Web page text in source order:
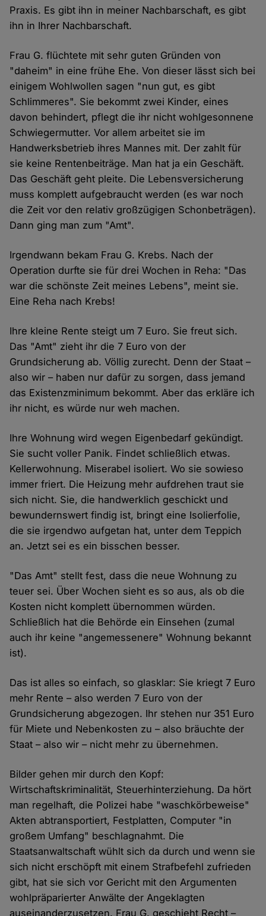
Praxis. Es gibt ihn in meiner Nachbarschaft, es gibt
ihn in Ihrer Nachbarschaft.
Frau G. flüchtete mit sehr guten Gründen von
"daheim" in eine frühe Ehe. Von dieser lässt sich bei
einigem Wohlwollen sagen "nun gut, es gibt
Schlimmeres". Sie bekommt zwei Kinder, eines
davon behindert, pflegt die ihr nicht wohlgesonnene
Schwiegermutter. Vor allem arbeitet sie im
Handwerksbetrieb ihres Mannes mit. Der zahlt für
sie keine Rentenbeiträge. Man hat ja ein Geschäft.
Das Geschäft geht pleite. Die Lebensversicherung
muss komplett aufgebraucht werden (es war noch
die Zeit vor den relativ großzügigen Schonbeträgen).
Dann ging man zum "Amt".
Irgendwann bekam Frau G. Krebs. Nach der
Operation durfte sie für drei Wochen in Reha: "Das
war die schönste Zeit meines Lebens", meint sie.
Eine Reha nach Krebs!
Ihre kleine Rente steigt um 7 Euro. Sie freut sich.
Das "Amt" zieht ihr die 7 Euro von der
Grundsicherung ab. Völlig zurecht. Denn der Staat –
also wir – haben nur dafür zu sorgen, dass jemand
das Existenzminimum bekommt. Aber das erkläre ich
ihr nicht, es würde nur weh machen.
Ihre Wohnung wird wegen Eigenbedarf gekündigt.
Sie sucht voller Panik. Findet schließlich etwas.
Kellerwohnung. Miserabel isoliert. Wo sie sowieso
immer friert. Die Heizung mehr aufdrehen traut sie
sich nicht. Sie, die handwerklich geschickt und
bewundernswert findig ist, bringt eine Isolierfolie,
die sie irgendwo aufgetan hat, unter dem Teppich
an. Jetzt sei es ein bisschen besser.
"Das Amt" stellt fest, dass die neue Wohnung zu
teuer sei. Über Wochen sieht es so aus, als ob die
Kosten nicht komplett übernommen würden.
Schließlich hat die Behörde ein Einsehen (zumal
auch ihr keine "angemessenere" Wohnung bekannt
ist).
Das ist alles so einfach, so glasklar: Sie kriegt 7 Euro
mehr Rente – also werden 7 Euro von der
Grundsicherung abgezogen. Ihr stehen nur 351 Euro
für Miete und Nebenkosten zu – also bräuchte der
Staat – also wir – nicht mehr zu übernehmen.
Bilder gehen mir durch den Kopf:
Wirtschaftskriminalität, Steuerhinterziehung. Da hört
man regelhaft, die Polizei habe "waschkörbeweise"
Akten abtransportiert, Festplatten, Computer "in
großem Umfang" beschlagnahmt. Die
Staatsanwaltschaft wühlt sich da durch und wenn sie
sich nicht erschöpft mit einem Strafbefehl zufrieden
gibt, hat sie sich vor Gericht mit den Argumenten
wohlpräparierter Anwälte der Angeklagten
auseinanderzusetzen. Frau G. geschieht Recht –